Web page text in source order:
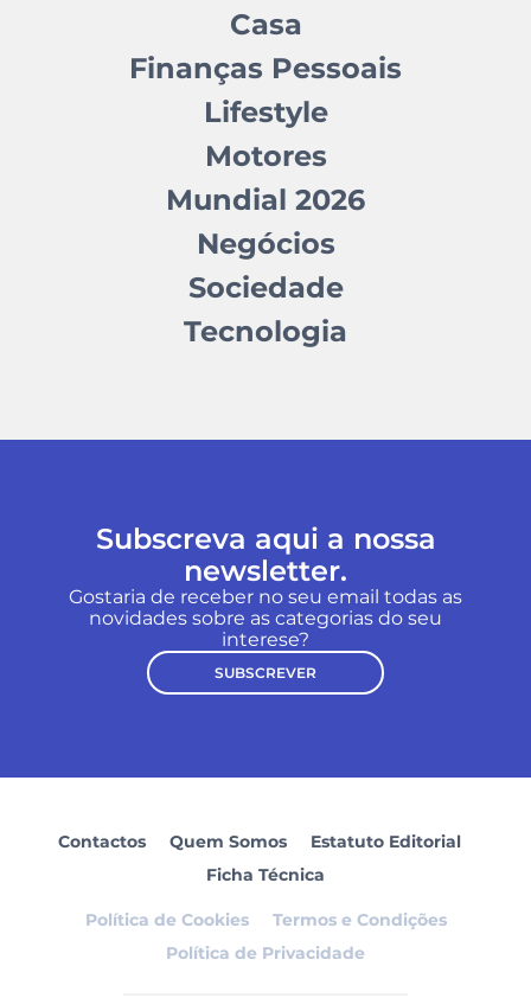
Casa
Finanças Pessoais
Lifestyle
Motores
Mundial 2026
Negócios
Sociedade
Tecnologia
Subscreva aqui a nossa
newsletter.
Gostaria de receber no seu email todas as
novidades sobre as categorias do seu
interese?
SUBSCREVER
Contactos Quem Somos
Estatuto Editorial
Ficha Técnica
Política de Cookies
Termos e Condições
Política de Privacidade